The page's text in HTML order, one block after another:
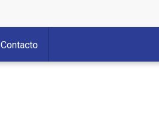
Contacto